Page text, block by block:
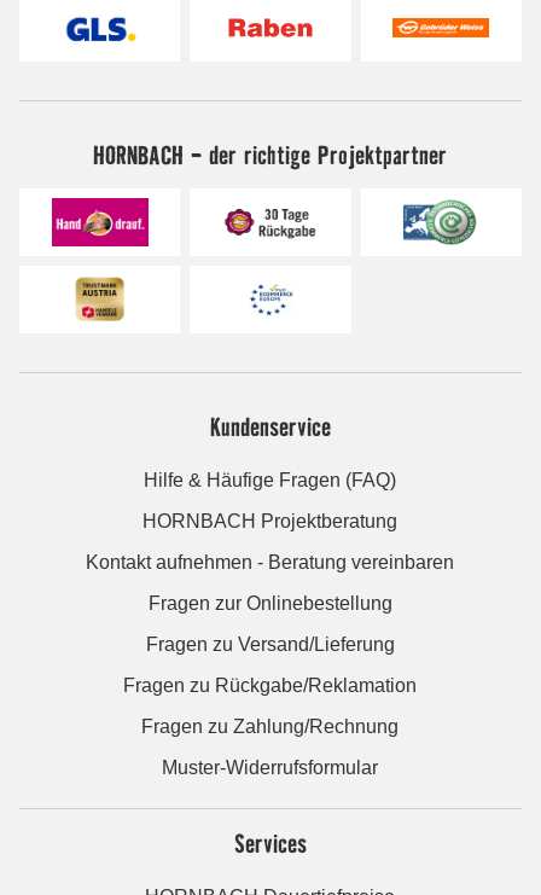
HORNBACH - der richtige Projektpartner
Kundenservice
Hilfe & Häufige Fragen (FAQ)
HORNBACH Projektberatung
Kontakt aufnehmen - Beratung vereinbaren
Fragen zur Onlinebestellung
Fragen zu Versand/Lieferung
Fragen zu Rückgabe/Reklamation
Fragen zu Zahlung/Rechnung
Muster-Widerrufsformular
Services